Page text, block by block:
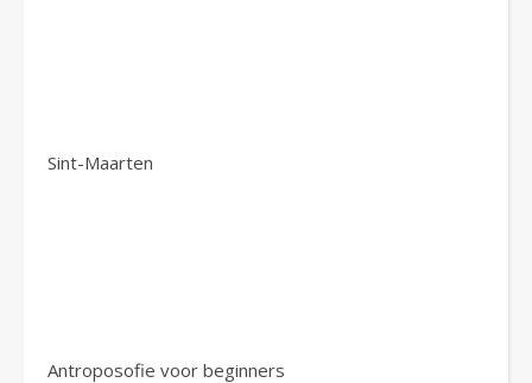
Sint-Maarten
Antroposofie voor beginners